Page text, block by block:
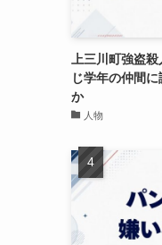
上三川町強盗
じ学年の仲間
か
人物